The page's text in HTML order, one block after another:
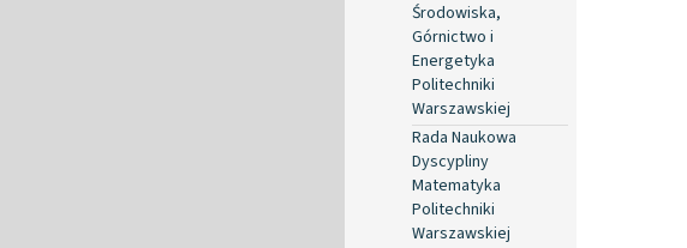
Środowiska,
Górnictwo i
Energetyka
Politechniki
Warszawskiej
Rada Naukowa
Dyscypliny
Matematyka
Politechniki
Warszawskiej